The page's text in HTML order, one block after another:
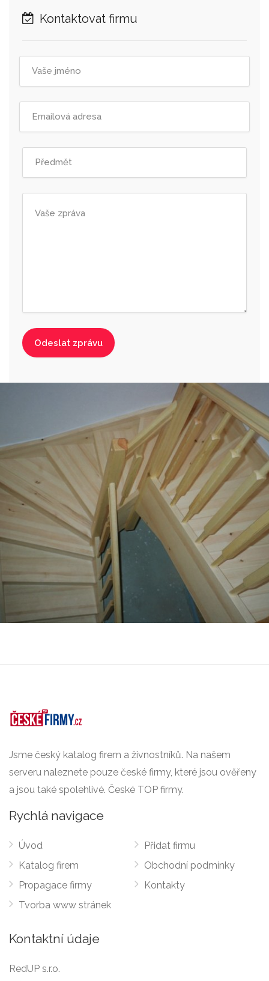
Kontaktovat firmu
Jsme český katalog firem a živnostníků. Na našem
serveru naleznete pouze české firmy, které jsou ověřeny
a jsou také spolehlivé. České TOP firmy.
Rychlá navigace
Úvod
Katalog firem
Propagace firmy
Tvorba www stránek
Přidat firmu
Obchodní podmínky
Kontakty
Kontaktní údaje
RedUP s.r.o.